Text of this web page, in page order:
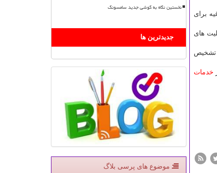
برای
است و قابلیت های
تشخیص
خدمات
نخستین نگاه به گوشی جدید سامسونگ
جدیدترین ها
موضوع های پرسی بلاگ